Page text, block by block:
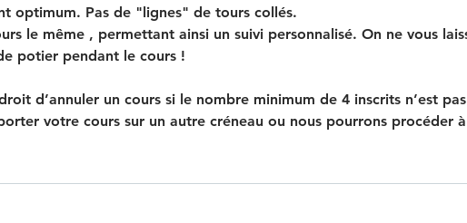
optimum. Pas de "lignes" de tours collés.
le même , permettant ainsi un suivi personnalisé. On ne vous
potier pendant le cours !
d’annuler un cours si le nombre minimum de 4 inscrits n’est pas
votre cours sur un autre créneau ou nous pourrons procéder à